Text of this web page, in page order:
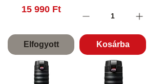
Ár
15 990 Ft
Elfogyott Kosárba